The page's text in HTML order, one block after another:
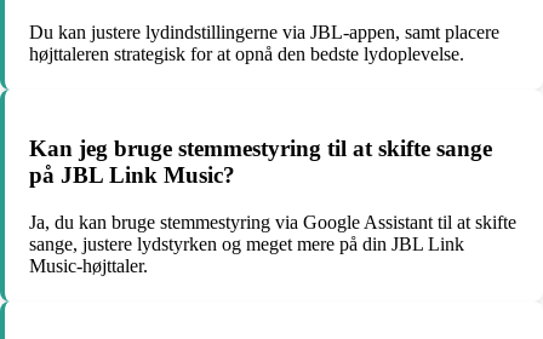
Du kan justere lydindstillingerne via JBL-appen, samt placere
højttaleren strategisk for at opnå den bedste lydoplevelse.
Kan jeg bruge stemmestyring til at skifte sange
på JBL Link Music?
Ja, du kan bruge stemmestyring via Google Assistant til at skifte
sange, justere lydstyrken og meget mere på din JBL Link
Music-højttaler.